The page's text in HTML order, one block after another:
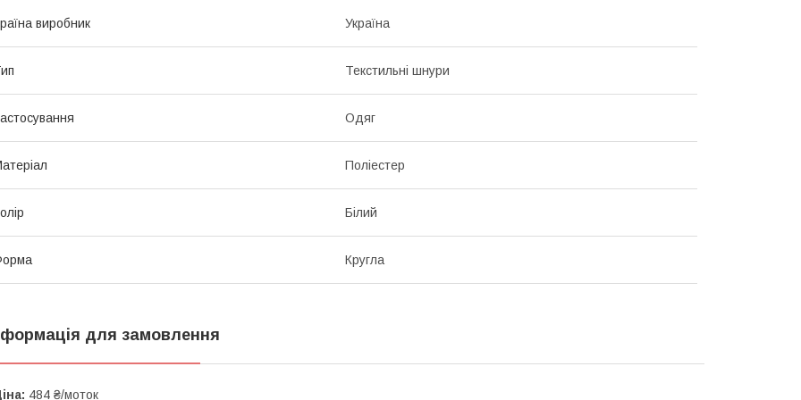
виробник Україна
Текстильні шнури
Одяг
Поліестер
Білий
Кругла
для замовлення
484 ₴/моток